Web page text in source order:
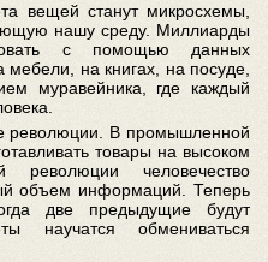
вещей станут микросхемы,
нашу среду. Миллиарды
с помощью данных
на книгах, на посуде,
муравейника, где каждый
революции. В промышленной
товары на высоком
человечество
объем информаций. Теперь
две предыдущие будут
научатся обмениваться